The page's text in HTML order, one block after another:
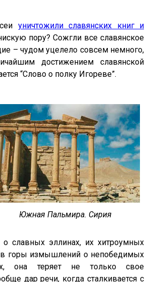
уничтожили славянских книг и
пору? Сожгли все славянское
– чудом уцелело совсем немного,
достижением славянской
“Слово о полку Игореве”.
Южная Пальмира. Сирия
о славных эллинах, их хитроумных
горы измышлений о непобедимых
она теряет не только свое
дар речи, когда сталкивается с